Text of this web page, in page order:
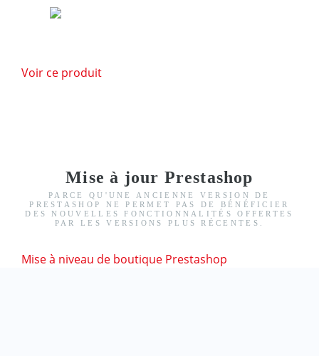
Voir ce produit
Mise à jour Prestashop
PARCE QU'UNE ANCIENNE VERSION DE
PRESTASHOP NE PERMET PAS DE BÉNÉFICIER
DES NOUVELLES FONCTIONNALITÉS OFFERTES
PAR LES VERSIONS PLUS RÉCENTES.
Mise à niveau de boutique Prestashop